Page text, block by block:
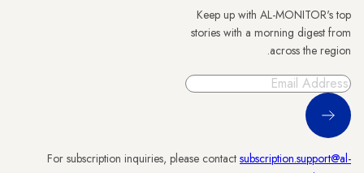
Keep up with AL-MONITOR's top
stories with a morning digest from
across the region.
Sign Up
For subscription inquiries, please contact subscription.support@al-